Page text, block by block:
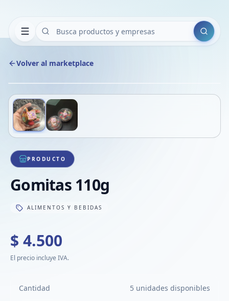
Buscar
Volver al marketplace
1/2
PRODUCTO
Gomitas 110g
ALIMENTOS Y BEBIDAS
$ 4.500
El precio incluye IVA.
Cantidad 5 unidades disponibles